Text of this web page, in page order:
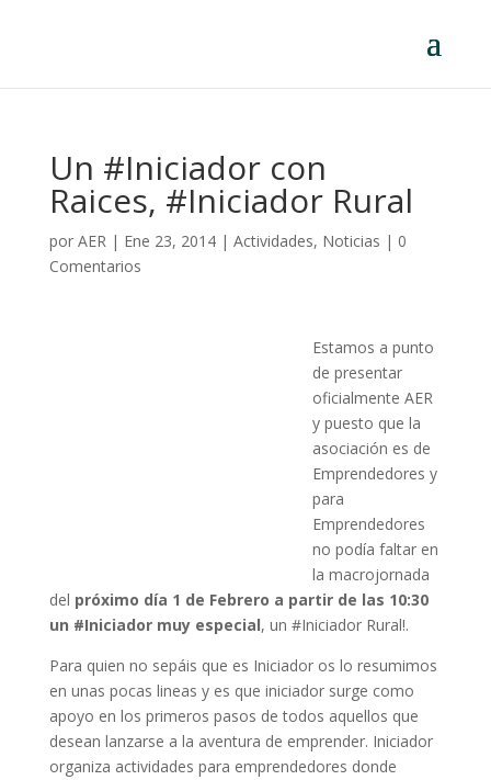
Un #Iniciador con
Raices, #Iniciador Rural
por AER| Ene 23, 2014| Actividades, Noticias | 0
Comentarios
Estamos a punto
de presentar
oficialmente AER
y puesto que la
asociación es de
Emprendedores y
para
Emprendedores
no podía faltar en
la macrojornada
del próximo día 1 de Febrero a partir de las 10:30
un #Iniciador muy especial, un #Iniciador Rural!.
Para quien no sepáis que es Iniciador os lo resumimos
en unas pocas lineas y es que iniciador surge como
apoyo en los primeros pasos de todos aquellos que
desean lanzarse a la aventura de emprender. Iniciador
organiza actividades para emprendedores donde